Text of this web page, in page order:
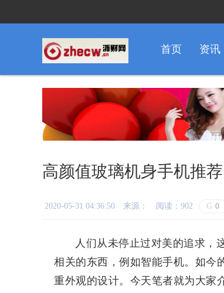
首页 资讯
高颜值玻璃机身手机推
2020-05-31 04:36:50 来源： 阅读：902 G 0
人们从未停止过对美的追求，
相关的东西，例如智能手机。如今
重外观的设计。今天笔者就为大家